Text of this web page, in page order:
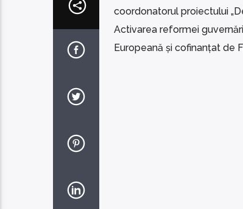
coordonatorul proiectului
Activarea reformei
Europeană și cofinanțat de